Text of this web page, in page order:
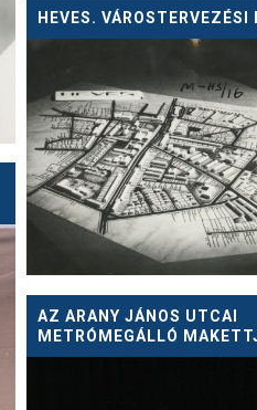
HEVES. VÁROSTERVEZÉSI
AZ ARANY JÁNOS UTCAI
METRÓMEGÁLLÓ